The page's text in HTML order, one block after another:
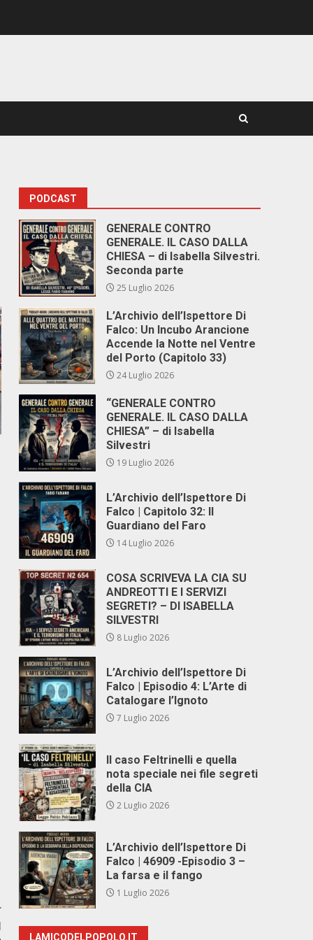
PODCAST
GENERALE CONTRO
GENERALE. IL CASO DALLA
CHIESA – di Isabella Silvestri.
Seconda parte
25 Luglio 2026
L’Archivio dell’Ispettore Di
Falco: Un Incubo Arancione
Accende la Notte nel Ventre
del Porto (Capitolo 33)
24 Luglio 2026
“GENERALE CONTRO
GENERALE. IL CASO DALLA
CHIESA” – di Isabella
Silvestri
19 Luglio 2026
L’Archivio dell’Ispettore Di
Falco | Capitolo 32: Il
Guardiano del Faro
14 Luglio 2026
COSA SCRIVEVA LA CIA SU
ANDREOTTI E I SERVIZI
SEGRETI? – DI ISABELLA
SILVESTRI
8 Luglio 2026
L’Archivio dell’Ispettore Di
Falco | Episodio 4: L’Arte di
Catalogare l’Ignoto
7 Luglio 2026
Il caso Feltrinelli e quella
nota speciale nei file segreti
della CIA
2 Luglio 2026
L’Archivio dell’Ispettore Di
Falco | 46909 -Episodio 3 –
La farsa e il fango
1 Luglio 2026
LAMICODELPOPOLO.IT